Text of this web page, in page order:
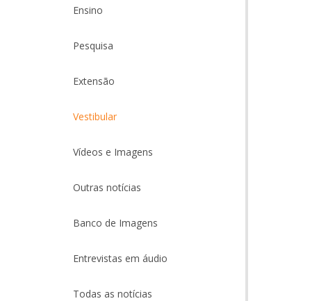
Ensino
Pesquisa
Extensão
Vestibular
Vídeos e Imagens
Outras notícias
Banco de Imagens
Entrevistas em áudio
Todas as notícias